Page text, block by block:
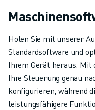
Holen Sie mit unserer
Standardsoftware und
Ihrem Gerät heraus. Mit
Ihre Steuerung genau
konfigurieren, während
leistungsfähigere